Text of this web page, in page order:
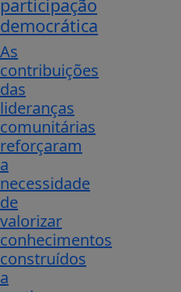
participação
democrática
As
contribuições
das
lideranças
comunitárias
reforçaram
a
necessidade
de
valorizar
conhecimentos
construídos
a